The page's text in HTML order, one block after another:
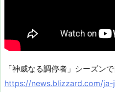
「神威なる調停者」シーズン
https://news.blizzard.com/